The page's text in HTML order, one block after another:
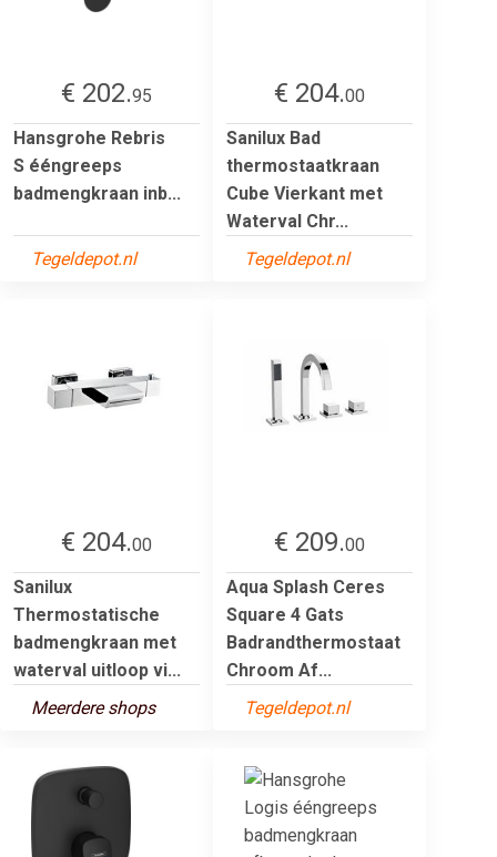
€ 202.95
Hansgrohe Rebris
S ééngreeps
badmengkraan inb...
Tegeldepot.nl
€ 204.00
Sanilux Bad
thermostaatkraan
Cube Vierkant met
Waterval Chr...
Tegeldepot.nl
€ 204.00
Sanilux
Thermostatische
badmengkraan met
waterval uitloop vi...
Meerdere shops
€ 209.00
Aqua Splash Ceres
Square 4 Gats
Badrandthermostaat
Chroom Af...
Tegeldepot.nl